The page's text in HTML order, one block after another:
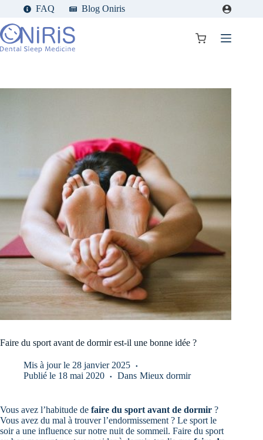
contenu
FAQ Blog Oniris
Panier
Faire du sport avant de dormir est-il une bonne idée ?
Mis à jour le 28 janvier 2025
Publié le 18 mai 2020 Dans Mieux dormir
Vous avez l’habitude de faire du sport avant de dormir ?
Vous avez du mal à trouver l’endormissement ? Le sport le
soir a une influence sur notre nuit de sommeil. Faire du sport